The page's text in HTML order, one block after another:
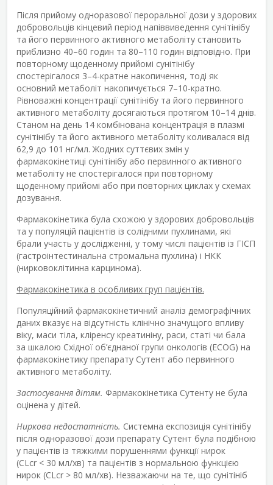
Після прийому одноразової пероральної дози у здорових
добровольців кінцевий період напіввиведення сунітінібу
та його первинного активного метаболіту становить
приблизно 40–60 годин та 80–110 годин відповідно. При
повторному щоденному прийомі сунітінібу
спостерігалося 3–4-кратне накопичення, тоді як
основний метаболіт накопичується 7–10-кратно.
Рівноважні концентрації сунітінібу та його первинного
активного метаболіту досягаються протягом 10–14 днів.
Станом на день 14 комбінована концентрація в плазмі
сунітінібу та його активного метаболіту коливалася від
62,9 до 101 нг/мл. Жодних суттєвих змін у
фармакокінетиці сунітінібу або первинного активного
метаболіту не спостерігалося при повторному
щоденному прийомі або при повторних циклах у схемах
дозування.
Фармакокінетика була схожою у здорових добровольців
та у популяцій пацієнтів із солідними пухлинами, які
брали участь у дослідженні, у тому числі пацієнтів із ГІСП
(гастроінтестинальна стромальна пухлина) і НКК
(нирковоклітинна карцинома).
Фармакокінетика в особливих груп пацієнтів.
Популяційний фармакокінетичний аналіз демографічних
даних вказує на відсутність клінічно значущого впливу
віку, маси тіла, кліренсу креатиніну, раси, статі чи бала
за шкалою Східної об’єднаної групи онкологів (ECOG) на
фармакокінетику препарату Сутент або первинного
активного метаболіту.
Застосування дітям. Фармакокінетика Сутенту не була
оцінена у дітей.
Ниркова недостатність. Системна експозиція сунітінібу
після одноразової дози препарату Сутент була подібною
у пацієнтів із тяжкими порушеннями функції нирок
(CLcr < 30 мл/хв) та пацієнтів з нормальною функцією
нирок (CLcr > 80 мл/хв). Незважаючи на те, що сунітініб